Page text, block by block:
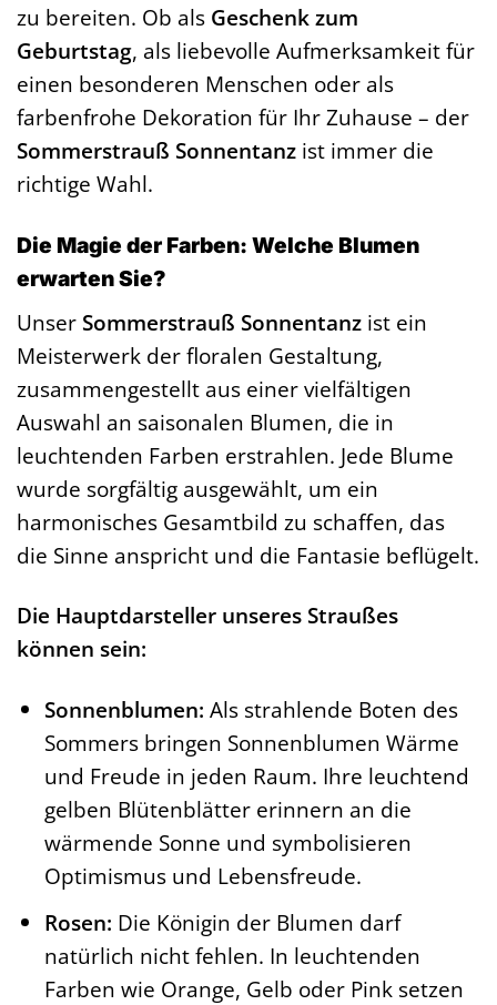
zu bereiten. Ob als Geschenk zum
Geburtstag, als liebevolle Aufmerksamkeit für
einen besonderen Menschen oder als
farbenfrohe Dekoration für Ihr Zuhause – der
Sommerstrauß Sonnentanz ist immer die
richtige Wahl.
Die Magie der Farben: Welche Blumen
erwarten Sie?
Unser Sommerstrauß Sonnentanz ist ein
Meisterwerk der floralen Gestaltung,
zusammengestellt aus einer vielfältigen
Auswahl an saisonalen Blumen, die in
leuchtenden Farben erstrahlen. Jede Blume
wurde sorgfältig ausgewählt, um ein
harmonisches Gesamtbild zu schaffen, das
die Sinne anspricht und die Fantasie beflügelt.
Die Hauptdarsteller unseres Straußes
können sein:
Sonnenblumen: Als strahlende Boten des
Sommers bringen Sonnenblumen Wärme
und Freude in jeden Raum. Ihre leuchtend
gelben Blütenblätter erinnern an die
wärmende Sonne und symbolisieren
Optimismus und Lebensfreude.
Rosen: Die Königin der Blumen darf
natürlich nicht fehlen. In leuchtenden
Farben wie Orange, Gelb oder Pink setzen